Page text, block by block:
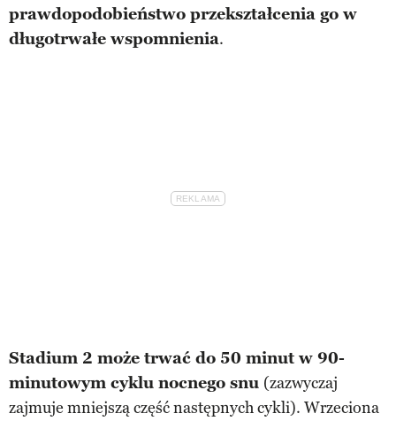
prawdopodobieństwo przekształcenia go w
długotrwałe wspomnienia.
Stadium 2 może trwać do 50 minut w 90-
minutowym cyklu nocnego snu (zazwyczaj
zajmuje mniejszą część następnych cykli). Wrzeciona